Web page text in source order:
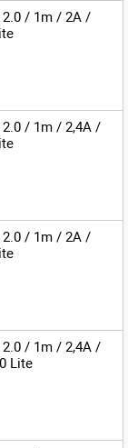
2.0 / 1m / 2A /
2.0 / 1m / 2,4A /
2.0 / 1m / 2A /
2.0 / 1m / 2,4A /
Lite